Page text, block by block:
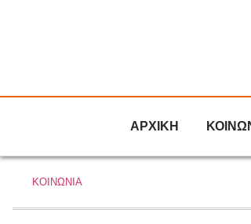
ΑΡΧΙΚΗ
ΚΟΙΝΩΝΙΑ